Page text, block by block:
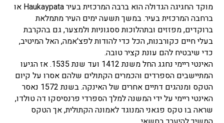
מוקד החגיגה הגדולה הוא ברבה המרכזית בעיר Haukaypata או
ברחבה המרכזית בעיר. במשך תשעה ימים העיר מתמלאת
ברוקדים, מפזזים ובתהלוכות ססגוניות ולמצער, גם בהקרבת
בעלי חיים כקורבנות, הכל כדי להודות לפצ'אמה, האל המיטיב,
כדי שיבטיח להם עונת קציר טובה.
האינטי ריימי נחגג החל משנת 1412 ועד שנת 1535. אז הגיעו
המתיישבים הספרדים והכמרים הקתולים שלהם אסרו על קיום
הטקס ומנהגים דתיים אחרים של האינקה. בשנת 1572 נאסר
האינטי ריימי על ידי המשנה למלך הספרדי פרנסיסקו דה טולדו,
שראה בו טקס פגאני המנוגד לאמונה הקתולית, אך הטקס